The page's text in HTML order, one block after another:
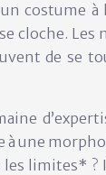
cloche.
de se
à une
limites* ?